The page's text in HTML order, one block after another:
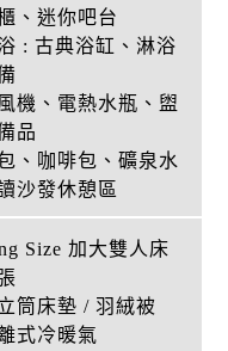
、迷你吧台
: 古典浴缸、淋浴
機、電熱水瓶、盥
品
、咖啡包、礦泉水
沙發休憩區
Size 加大雙人床
筒床墊 / 羽絨被
式冷暖氣